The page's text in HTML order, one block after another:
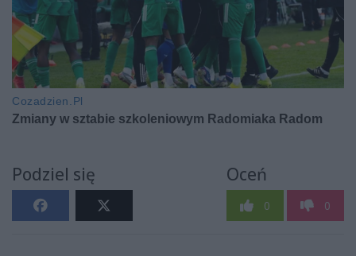
Podziel się Oceń
0 0